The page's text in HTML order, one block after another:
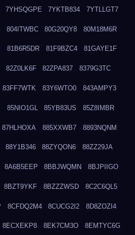
7YHSQGPE 7YKTB834 7YTLLGT7
804ITWBC 80G20QY8 80M18M6R
81B6R5DR 81F9BZC4 81GAYE1F
82Z0LK6F 82ZPA837 8379G3TC
83FF7WTK 83Y6WTO0 843AMPY3
85NIO1GL 85YB83US 85Z8IMBR
87HLHOXA 885XXWB7 8893NQNM
88Y1B346 88ZYQON6 88ZZ29JA
8A6B5EEP 8BBJWQMN 8BJPIIGO
8BZT9YKF 8BZZZWSD 8C2C6QL5
8CFDQ2M4 8CUCG2I2 8D8ZOZI4
8ECXEKP8 8EK7CM3O 8EMTYC6G